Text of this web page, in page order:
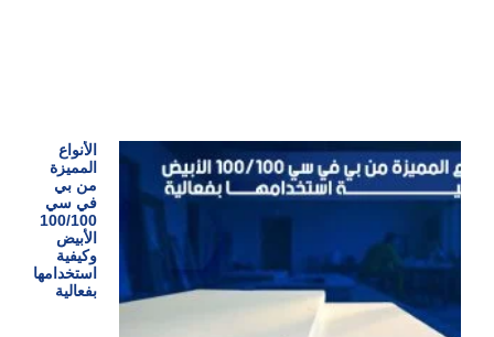
الأنواع
المميزة
من بي
في سي
100/100
الأبيض
وكيفية
استخدامها
بفعالية